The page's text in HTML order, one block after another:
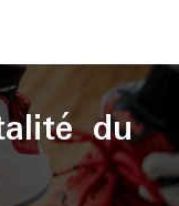
du